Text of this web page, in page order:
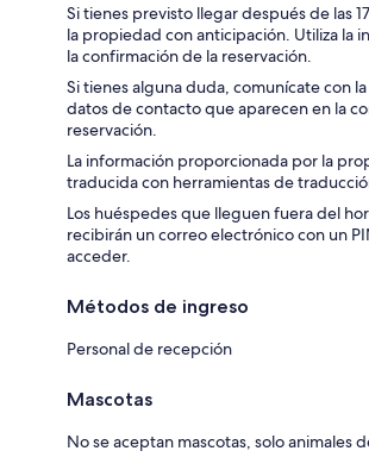
Si tienes previsto llegar después de las
la propiedad con anticipación. Utiliza la
la confirmación de la reservación.
Si tienes alguna duda, comunícate con
datos de contacto que aparecen en la
reservación.
La información proporcionada por la
traducida con herramientas de
Los huéspedes que lleguen fuera del
recibirán un correo electrónico con un
acceder.
Métodos de ingreso
Personal de recepción
Mascotas
No se aceptan mascotas, solo animales